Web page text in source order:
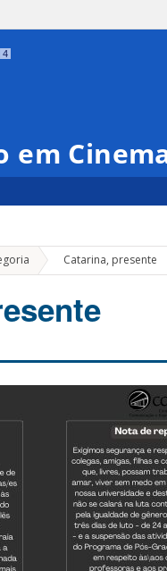
4
em
» Catarina, presente